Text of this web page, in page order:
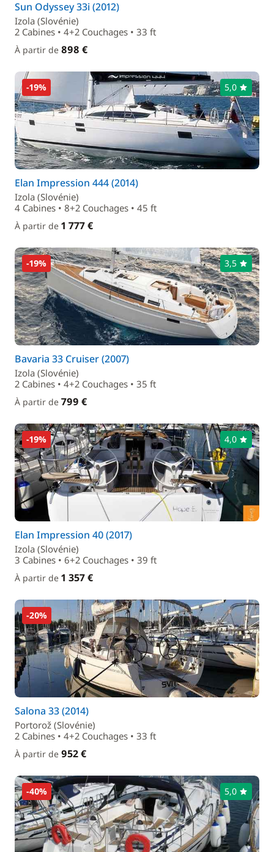
Sun Odyssey 33i (2012)
Izola (Slovénie)
2 Cabines • 4+2 Couchages • 33 ft
À partir de 898 €
-19% 5,0
Elan Impression 444 (2014)
Izola (Slovénie)
4 Cabines • 8+2 Couchages • 45 ft
À partir de 1 777 €
-19% 3,5
Bavaria 33 Cruiser (2007)
Izola (Slovénie)
2 Cabines • 4+2 Couchages • 35 ft
À partir de 799 €
-19% 4,0
Elan Impression 40 (2017)
Izola (Slovénie)
3 Cabines • 6+2 Couchages • 39 ft
À partir de 1 357 €
-20%
Salona 33 (2014)
Portorož (Slovénie)
2 Cabines • 4+2 Couchages • 33 ft
À partir de 952 €
-40% 5,0